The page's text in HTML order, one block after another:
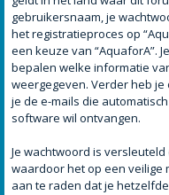
gebruikersnaam, je
het registratieproces op
een keuze van “AquaforA”.
bepalen welke informatie
weergegeven. Verder heb
je de e-mails die
software wil ontvangen.
Je wachtwoord is
waardoor het op een veilige
aan te raden dat je